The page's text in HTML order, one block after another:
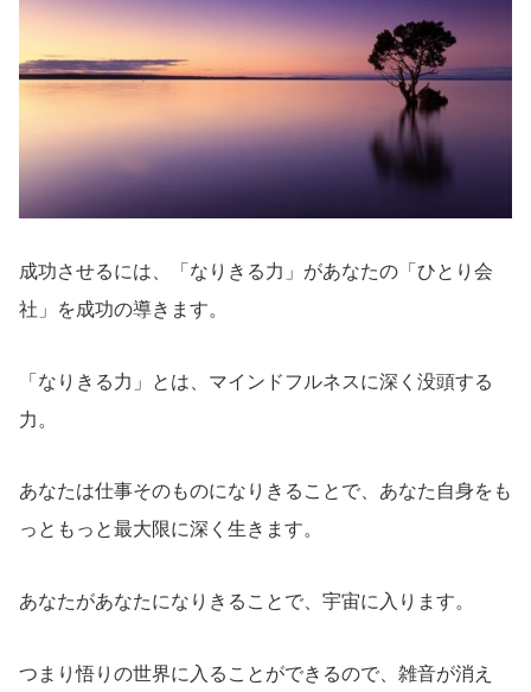
成功させるには、「なりきる力」があなたの「ひとり会
社」を成功の導きます。
「なりきる力」とは、マインドフルネスに深く没頭する
力。
あなたは仕事そのものになりきることで、あなた自身をも
っともっと最大限に深く生きます。
あなたがあなたになりきることで、宇宙に入ります。
つまり悟りの世界に入ることができるので、雑音が消え